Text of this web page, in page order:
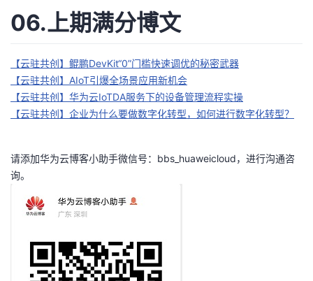
06.上期满分博文
【云驻共创】鲲鹏DevKit“0”门槛快速调优的秘密武器
【云驻共创】AIoT引爆全场景应用新机会
【云驻共创】华为云IoTDA服务下的设备管理流程实操
【云驻共创】企业为什么要做数字化转型，如何进行数字化转型？
请添加华为云博客小助手微信号：bbs_huaweicloud，进行沟通咨
询。